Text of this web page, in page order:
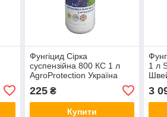
Фунгіцид Сірка
суспензійна 800 КС 1 л
AgroProtection Україна
225₴
Купити
1 л
3